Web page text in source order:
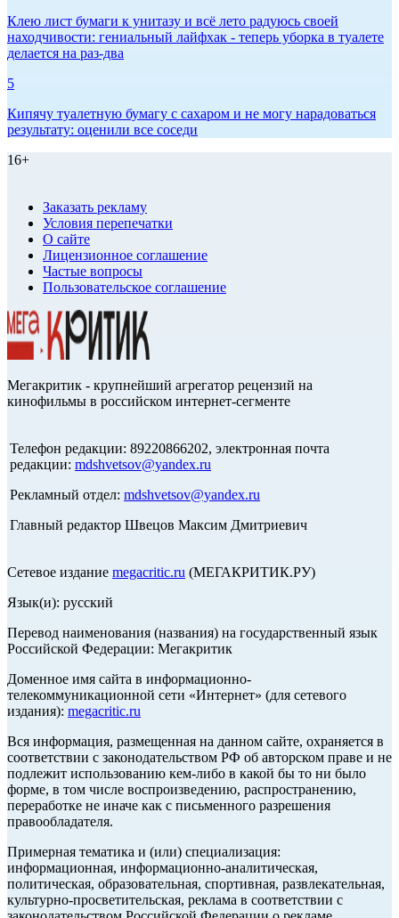
Клею лист бумаги к унитазу и всё лето радуюсь своей
находчивости: гениальный лайфхак - теперь уборка в туалете
делается на раз-два
5
Кипячу туалетную бумагу с сахаром и не могу нарадоваться
результату: оценили все соседи
16+
Заказать рекламу
Условия перепечатки
О сайте
Лицензионное соглашение
Частые вопросы
Пользовательское соглашение
Мегакритик - крупнейший агрегатор рецензий на
кинофильмы в российском интернет-сегменте
Телефон редакции: 89220866202, электронная почта
редакции: mdshvetsov@yandex.ru
Рекламный отдел: mdshvetsov@yandex.ru
Главный редактор Швецов Максим Дмитриевич
Сетевое издание megacritic.ru (МЕГАКРИТИК.РУ)
Язык(и): русский
Перевод наименования (названия) на государственный язык
Российской Федерации: Мегакритик
Доменное имя сайта в информационно-
телекоммуникационной сети «Интернет» (для сетевого
издания): megacritic.ru
Вся информация, размещенная на данном сайте, охраняется в
соответствии с законодательством РФ об авторском праве и не
подлежит использованию кем-либо в какой бы то ни было
форме, в том числе воспроизведению, распространению,
переработке не иначе как с письменного разрешения
правообладателя.
Примерная тематика и (или) специализация:
информационная, информационно-аналитическая,
политическая, образовательная, спортивная, развлекательная,
культурно-просветительская, реклама в соответствии с